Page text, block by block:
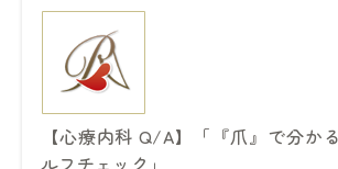
【心療内科 Q/A】「『爪』で分か
ルフチェック」